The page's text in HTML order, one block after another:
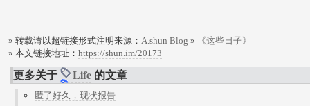
» 转载请以超链接形式注明来源： A.shun Blog »
《这些日子》
» 本文链接地址： https://shun.im/20173
更多关于 Life 的文章
匿了好久，现状报告